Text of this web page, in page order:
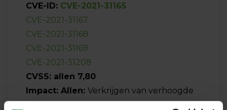
CVE-ID: CVE-2021-31165
CVE-2021-31167
CVE-2021-31168
CVE-2021-31169
CVE-2021-31208
CVSS: allen 7,80
Impact: Allen:Verkrijgen van verhoogde
rechten